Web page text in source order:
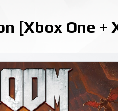
[Xbox One +